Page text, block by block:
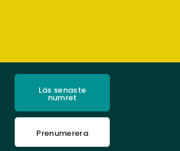
Läs senaste
numret
Prenumerera